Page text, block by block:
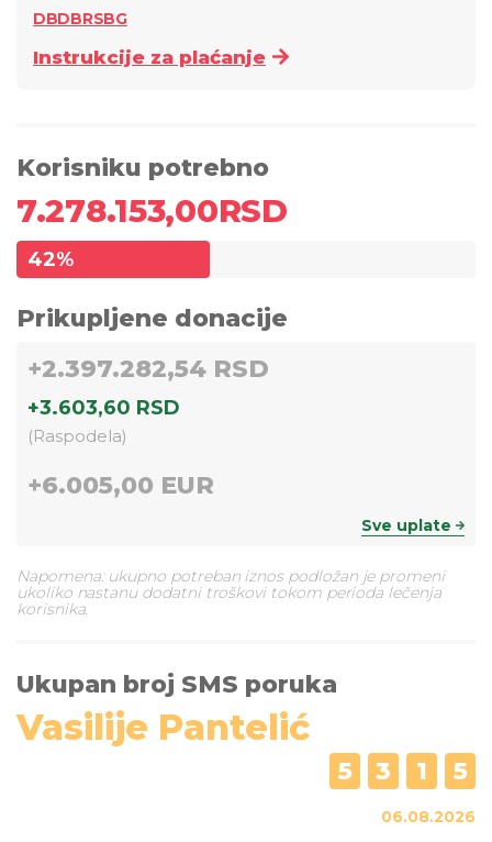
DBDBRSBG
Instrukcije za plaćanje
Korisniku potrebno
7.278.153,00RSD
42%
Prikupljene donacije
+2.397.282,54 RSD
+3.603,60 RSD
(Raspodela)
+6.005,00 EUR
Sve uplate
Napomena: ukupno potreban iznos podložan je promeni
ukoliko nastanu dodatni troškovi tokom perioda lečenja
korisnika.
Ukupan broj SMS poruka
Vasilije Pantelić
5 3 1 5
06.08.2026